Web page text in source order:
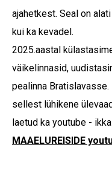
ajahetkest. Seal on
kui ka kevadel.
2025.aastal
väikelinnasid,
pealinna
sellest lühikene
laetud ka youtube -
MAAELUREISIDE